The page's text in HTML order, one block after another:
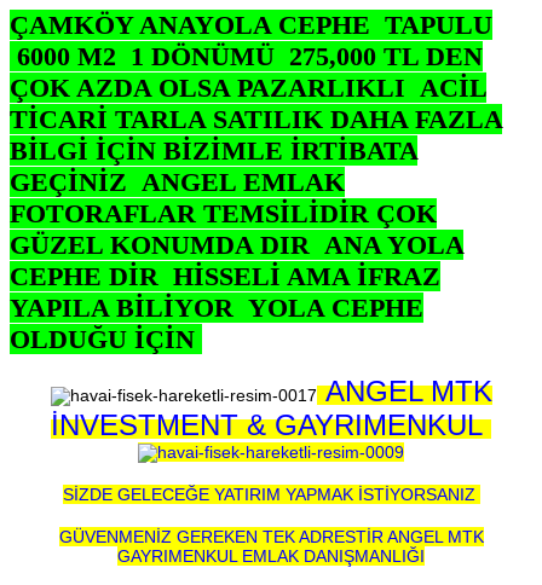
ÇAMKÖY ANAYOLA CEPHE TAPULU
6000 M2 1 DÖNÜMÜ 275,000 TL DEN
ÇOK AZDA OLSA PAZARLIKLI ACİL
TİCARİ TARLA SATILIK DAHA FAZLA
BİLGİ İÇİN BİZİMLE İRTİBATA
GEÇİNİZ ANGEL EMLAK
FOTORAFLAR TEMSİLİDİR ÇOK
GÜZEL KONUMDA DIR ANA YOLA
CEPHE DİR HİSSELİ AMA İFRAZ
YAPILA BİLİYOR YOLA CEPHE
OLDUĞU İÇİN
ANGEL MTK
İNVESTMENT & GAYRIMENKUL
SİZDE GELECEĞE YATIRIM YAPMAK İSTİYORSANIZ
GÜVENMENİZ GEREKEN TEK ADRESTİR ANGEL MTK
GAYRIMENKUL EMLAK DANIŞMANLIĞI